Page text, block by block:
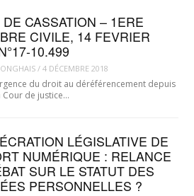
CASSATION – 1ERE
CIVILE, 14 FEVRIER
10.499
/ 4 DÉCEMBRE 2018
du droit au déréférencement depuis
Cour de justice…
LÉGISLATIVE DE
NUMÉRIQUE : RELANCE
SUR LE STATUT DES
PERSONNELLES ?